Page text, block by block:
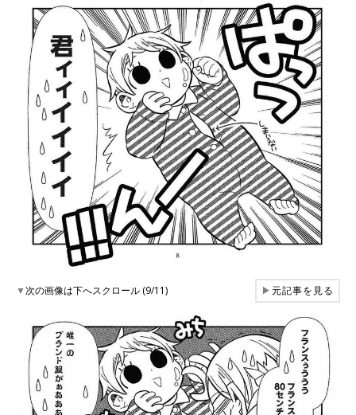
▼次の画像は下へスクロール (9/11) ▶元記事を見る